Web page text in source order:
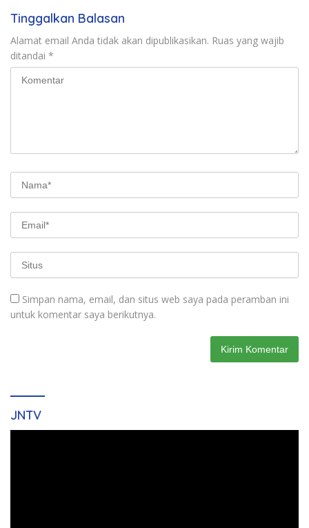
Tinggalkan Balasan
Alamat email Anda tidak akan dipublikasikan. Ruas yang wajib
ditandai *
Simpan nama, email, dan situs web saya pada peramban ini
untuk komentar saya berikutnya.
JNTV